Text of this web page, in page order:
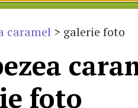
caramel > galerie foto
foto